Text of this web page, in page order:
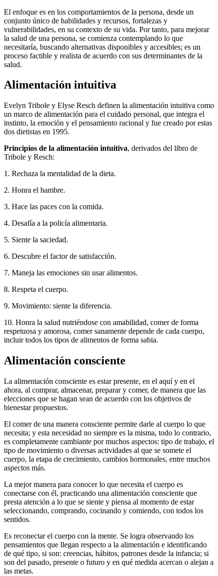
El enfoque es en los comportamientos de la persona, desde un
conjunto único de habilidades y recursos, fortalezas y
vulnerabilidades, en su contexto de su vida. Por tanto, para mejorar
la salud de una persona, se comienza contemplando lo que
necesitaría, buscando alternativas disponibles y accesibles; es un
proceso factible y realista de acuerdo con sus determinantes de la
salud.
Alimentación intuitiva
Evelyn Tribole y Elyse Resch definen la alimentación intuitiva como
un marco de alimentación para el cuidado personal, que integra el
instinto, la emoción y el pensamiento racional y fue creado por estas
dos dietistas en 1995.
Principios de la alimentación intuitiva, derivados del libro de
Tribole y Resch:
1. Rechaza la mentalidad de la dieta.
2. Honra el hambre.
3. Hace las paces con la comida.
4. Desafía a la policía alimentaria.
5. Siente la saciedad.
6. Descubre el factor de satisfacción.
7. Maneja las emociones sin usar alimentos.
8. Respeta el cuerpo.
9. Movimiento: siente la diferencia.
10. Honra la salud nutriéndose con amabilidad, comer de forma
respetuosa y amorosa, comer sanamente depende de cada cuerpo,
incluir todos los tipos de alimentos de forma sabia.
Alimentación consciente
La alimentación consciente es estar presente, en el aquí y en el
ahora, al comprar, almacenar, preparar y comer, de manera que las
elecciones que se hagan sean de acuerdo con los objetivos de
bienestar propuestos.
El comer de una manera consciente permite darle al cuerpo lo que
necesita; y esta necesidad no siempre es la misma, todo lo contrario,
es completamente cambiante por muchos aspectos: tipo de trabajo, el
tipo de movimiento o diversas actividades al que se somete el
cuerpo, la etapa de crecimiento, cambios hormonales, entre muchos
aspectos más.
La mejor manera para conocer lo que necesita el cuerpo es
conectarse con él, practicando una alimentación consciente que
presta atención a lo que se siente y piensa al momento de estar
seleccionando, comprando, cocinando y comiendo, con todos los
sentidos.
Es reconectar el cuerpo con la mente. Se logra observando los
pensamientos que llegan respecto a la alimentación e identificando
de qué tipo, si son: creencias, hábitos, patrones desde la infancia; si
son del pasado, presente o futuro y en qué medida acercan o alejan a
las metas.